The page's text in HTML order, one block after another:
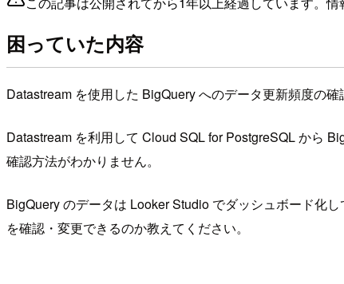
困っていた内容
Datastream を使用した BigQuery へのデータ更新頻度の確
Datastream を利用して Cloud SQL for PostgreSQL から
確認方法がわかりません。
BigQuery のデータは Looker Studio でダッシュボード化
を確認・変更できるのか教えてください。